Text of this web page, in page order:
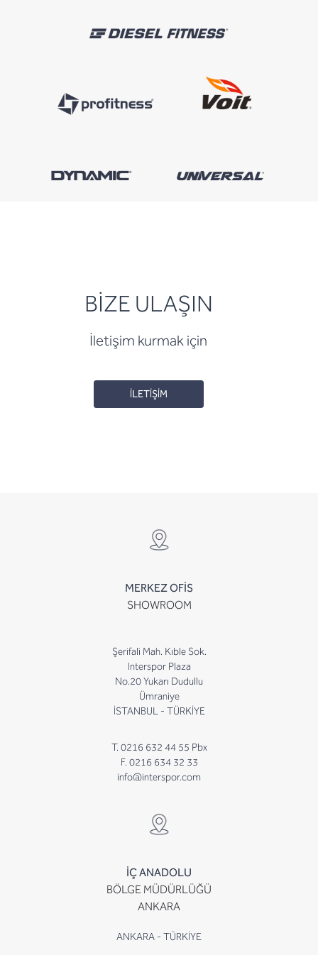
BİZE ULAŞIN
İletişim kurmak için
İLETİŞİM
MERKEZ OFİS
SHOWROOM
Şerifali Mah. Kıble Sok.
Interspor Plaza
No.20 Yukarı Dudullu
Ümraniye
İSTANBUL - TÜRKİYE
T. 0216 632 44 55 Pbx
F. 0216 634 32 33
info@interspor.com
İÇ ANADOLU
BÖLGE MÜDÜRLÜĞÜ
ANKARA
ANKARA - TÜRKİYE